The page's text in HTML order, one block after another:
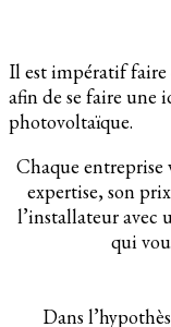
Il est impératif faire
afin de se faire une
photovoltaïque.
Chaque entreprise
expertise, son
l’installateur avec
qui
Dans